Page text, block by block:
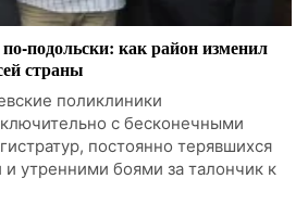
подольски: как район изменил
страны
поликлиники
с бесконечными
постоянно терявшихся
утренними боями за талончик к